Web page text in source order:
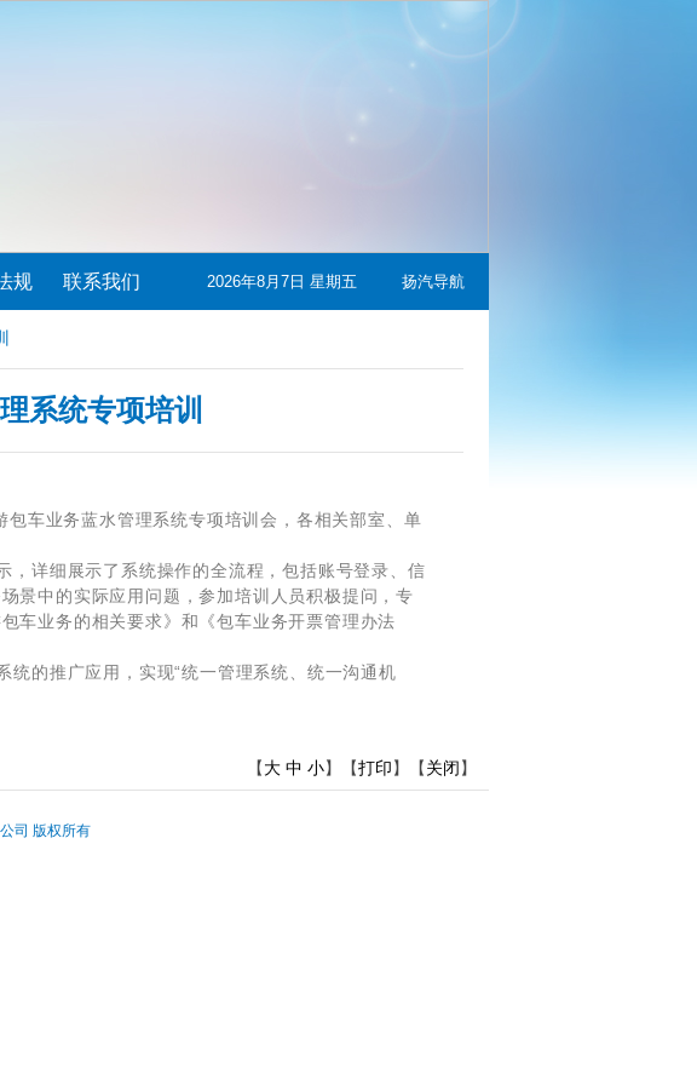
规 联系我们 2026年8月7日 星期五 扬汽导航
系统专项培训
车业务蓝水管理系统专项培训会，各相关部室、单
详细展示了系统操作的全流程，包括账号登录、信
景中的实际应用问题，参加培训人员积极提问，专
车业务的相关要求》和《包车业务开票管理办法
的推广应用，实现“统一管理系统、统一沟通机
【大 中 小】【打印】【关闭】
司 版权所有